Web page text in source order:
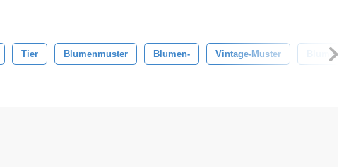
Tier Blumenmuster Blumen- Vintage-Muster Blume